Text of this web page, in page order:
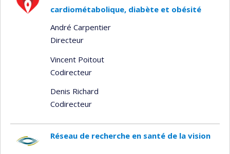
cardiométabolique, diabète et obésité
André Carpentier
Directeur
Vincent Poitout
Codirecteur
Denis Richard
Codirecteur
Réseau de recherche en santé de la vision